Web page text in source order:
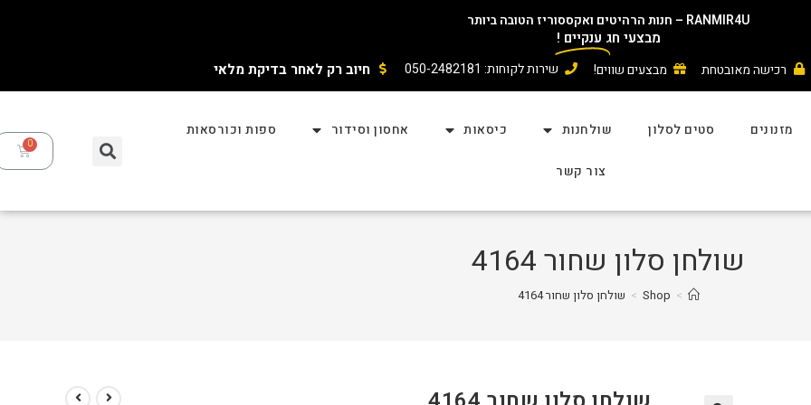
RANMIR4U – חנות הרהיטים ואקססוריז הטובה ביותר
מבצעי חג ענקיים !
רכישה מאובטחת מבצעים שווים! שירות לקוחות: 050-2482181 חיוב רק לאחר בדיקת מלאי ​
מזנונים סטים לסלון שולחנות כיסאות אחסון וסידור ספות וכורסאות
צור קשר
שולחן סלון שחור 4164
>
Shop
> שולחן סלון שחור 4164